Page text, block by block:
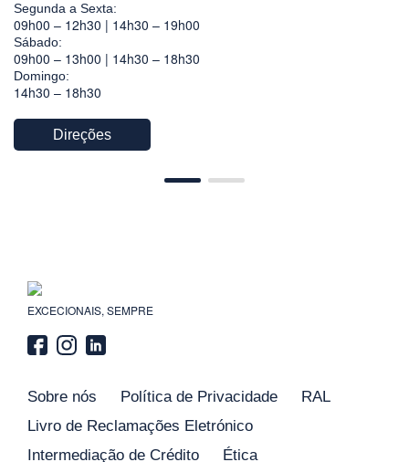
Segunda a Sexta:
09h00 – 12h30 | 14h30 – 19h00
Sábado:
09h00 – 13h00 | 14h30 – 18h30
Domingo:
14h30 – 18h30
Direções
EXCECIONAIS, SEMPRE
Sobre nós Política de Privacidade
RAL
Livro de Reclamações Eletrónico
Intermediação de Crédito
Ética